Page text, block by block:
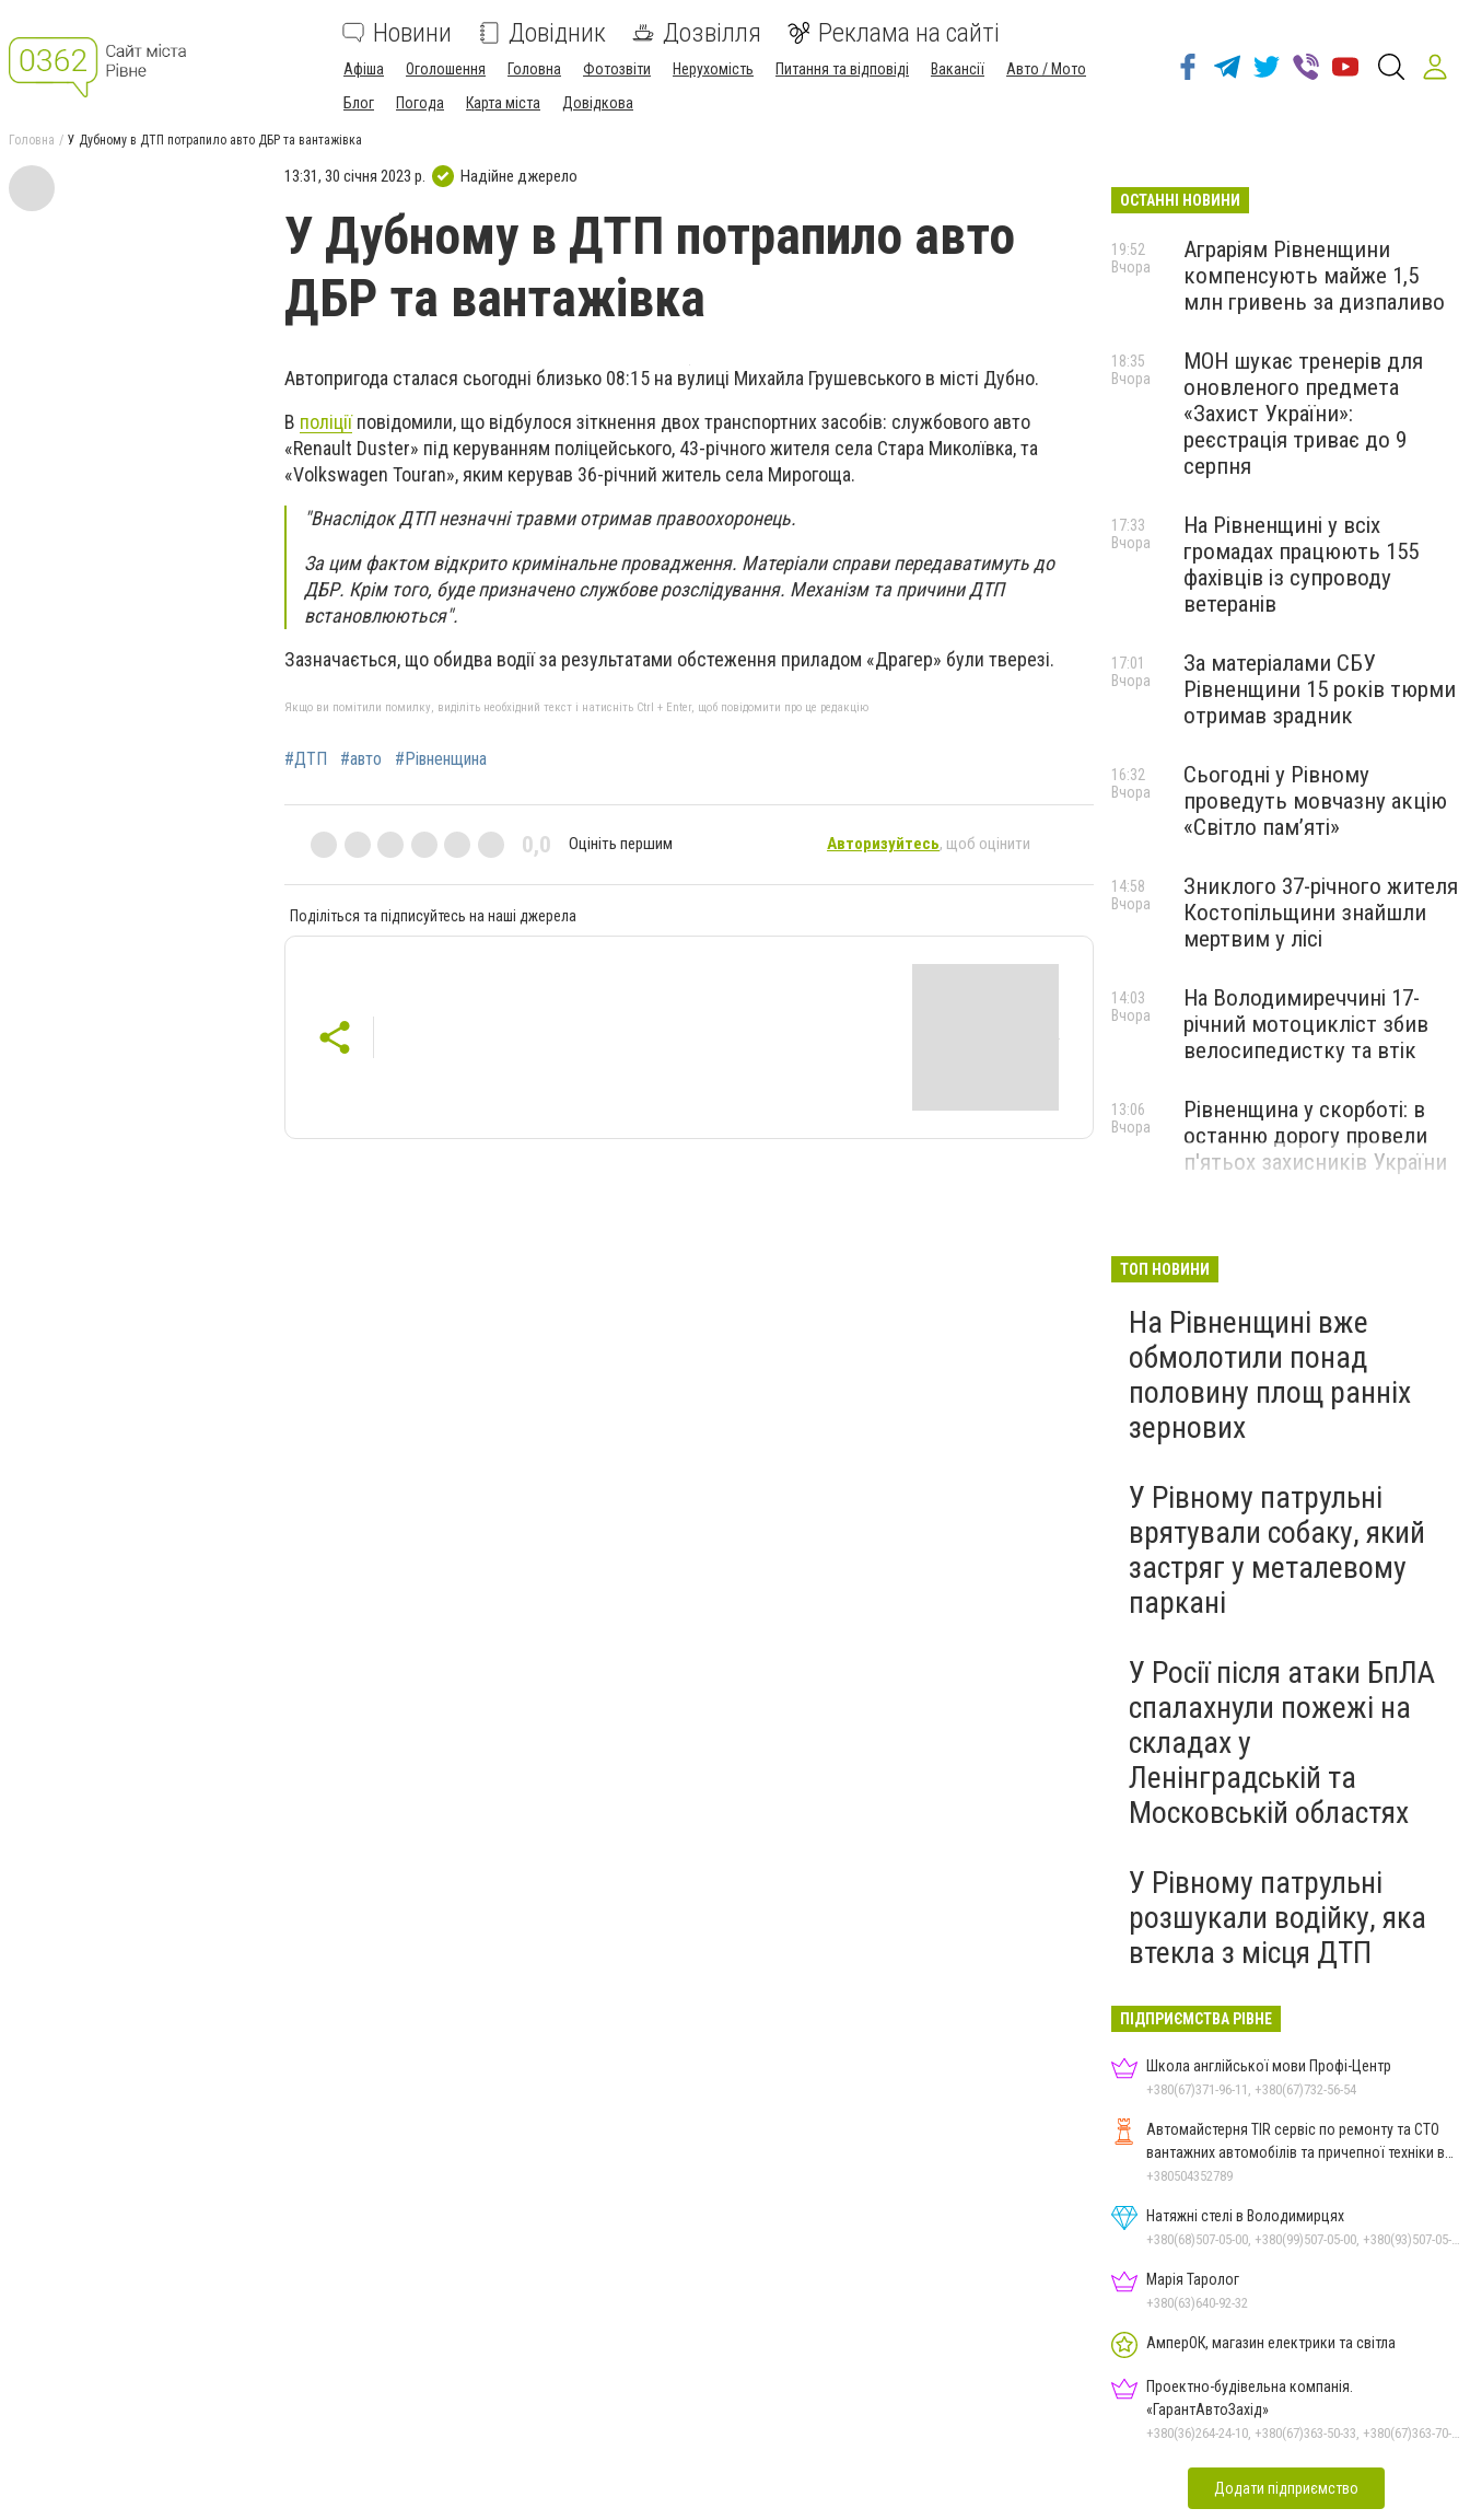
Новини Довідник Дозвілля Реклама на сайті
Афіша Оголошення Головна Фотозвіти Нерухомість Питання та відповіді Вакансії
Авто / Мото
Блог
Погода Карта міста Довідкова
Головна У Дубному в ДТП потрапило авто ДБР та вантажівка
13:31, 30 січня 2023 р. Надійне джерело
У Дубному в ДТП потрапило авто
ДБР та вантажівка
Автопригода сталася сьогодні близько 08:15 на вулиці Михайла Грушевського в місті Дубно.
В поліціїповідомили, що відбулося зіткнення двох транспортних засобів: службового авто
«Renault Duster» під керуванням поліцейського, 43-річного жителя села Стара Миколївка, та
«Volkswagen Touran», яким керував 36-річний житель села Мирогоща.
"Внаслідок ДТП незначні травми отримав правоохоронець.
За цим фактом відкрито кримінальне провадження. Матеріали справи передаватимуть до
ДБР. Крім того, буде призначено службове розслідування. Механізм та причини ДТП
встановлюються".
Зазначається, що обидва водії за результатами обстеження приладом «Драгер» були тверезі.
Якщо ви помітили помилку, виділіть необхідний текст і натисніть Ctrl + Enter, щоб повідомити про це редакцію
#ДТП #авто #Рівненщина
0,0 Оцініть першим Авторизуйтесь, щоб оцінити
Поділіться та підписуйтесь на наші джерела
ОСТАННІ НОВИНИ
Аграріям Рівненщини
компенсують майже 1,5
млн гривень за дизпаливо
19:52
Вчора
МОН шукає тренерів для
оновленого предмета
«Захист України»:
реєстрація триває до 9
серпня
18:35
Вчора
На Рівненщині у всіх
громадах працюють 155
фахівців із супроводу
ветеранів
17:33
Вчора
За матеріалами СБУ
Рівненщини 15 років тюрми
отримав зрадник
17:01
Вчора
Сьогодні у Рівному
проведуть мовчазну акцію
«Світло пам’яті»
16:32
Вчора
Зниклого 37-річного жителя
Костопільщини знайшли
мертвим у лісі
14:58
Вчора
На Володимиреччині 17-
річний мотоцикліст збив
велосипедистку та втік
14:03
Вчора
Рівненщина у скорботі: в
останню дорогу провели
п'ятьох захисників України
13:06
Вчора
ТОП НОВИНИ
На Рівненщині вже
обмолотили понад
половину площ ранніх
зернових
У Рівному патрульні
врятували собаку, який
застряг у металевому
паркані
У Росії після атаки БпЛА
спалахнули пожежі на
складах у
Ленінградській та
Московській областях
У Рівному патрульні
розшукали водійку, яка
втекла з місця ДТП
ПІДПРИЄМСТВА РІВНЕ
Школа англійської мови Профі-Центр
+380(67)371-96-11, +380(67)732-56-54
Автомайстерня TIR сервіс по ремонту та СТО
вантажних автомобілів та причепної техніки в
Рівному
+380504352789
Натяжні стелі в Володимирцях
+380(68)507-05-00, +380(99)507-05-00, +380(93)507-05-00
Марія Таролог
+380(63)640-92-32
АмперОК, магазин електрики та світла
Проектно-будівельна компанія.
«ГарантАвтоЗахід»
+380(36)264-24-10, +380(67)363-50-33, +380(67)363-70-50
Додати підприємство